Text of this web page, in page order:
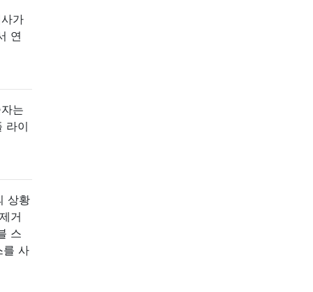
가
연
는
라이
상황
거
스
를 사